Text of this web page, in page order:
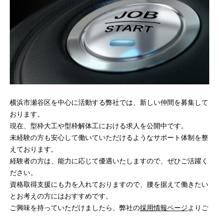
横浜市瀬谷区を中心に活動する弊社では、新しい仲間を募集して
おります。
現在、型枠大工や型枠解体工における求人を公開中です。
未経験の方も安心して働いていただけるようなサポート体制を整
えております。
経験者の方は、能力に応じて優遇いたしますので、ぜひご活躍く
ださい。
資格取得支援にも力を入れておりますので、腰を据えて働きたい
とお考えの方にはおすすめです。
ご興味を持っていただけましたら、弊社の採用情報ページよりご